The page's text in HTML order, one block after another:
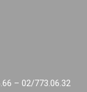
– 02/773.06.32